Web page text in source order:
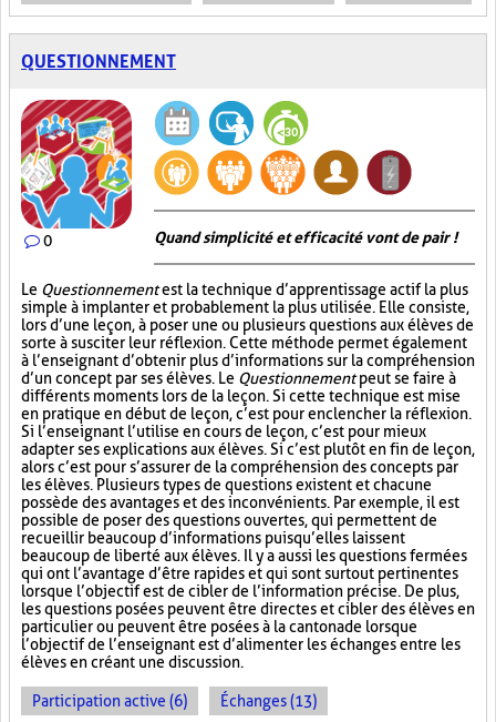
QUESTIONNEMENT
0 Quand simplicité et efficacité vont de pair !
Le Questionnementest la technique d’apprentissage actif la plus
simple à implanter et probablement la plus utilisée. Elle consiste,
lors d’une leçon, à poser une ou plusieurs questions aux élèves de
sorte à susciter leur réflexion. Cette méthode permet également
à l’enseignant d’obtenir plus d’informations sur la compréhension
d’un concept par ses élèves. Le Questionnementpeut se faire à
différents moments lors de la leçon. Si cette technique est mise
en pratique en début de leçon, c’est pour enclencher la réflexion.
Si l’enseignant l’utilise en cours de leçon, c’est pour mieux
adapter ses explications aux élèves. Si c’est plutôt en fin de leçon,
alors c’est pour s’assurer de la compréhension des concepts par
les élèves. Plusieurs types de questions existent et chacune
possède des avantages et des inconvénients. Par exemple, il est
possible de poser des questions ouvertes, qui permettent de
recueillir beaucoup d’informations puisqu’elles laissent
beaucoup de liberté aux élèves. Il y a aussi les questions fermées
qui ont l’avantage d’être rapides et qui sont surtout pertinentes
lorsque l’objectif est de cibler de l’information précise. De plus,
les questions posées peuvent être directes et cibler des élèves en
particulier ou peuvent être posées à la cantonade lorsque
l’objectif de l’enseignant est d’alimenter les échanges entre les
élèves en créant une discussion.
Participation active (6) Échanges (13)